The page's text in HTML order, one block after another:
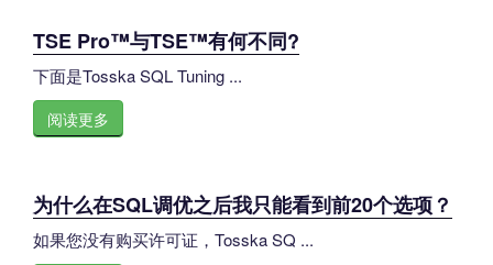
TSE Pro™与TSE™有何不同?
下面是Tosska SQL Tuning ...
阅读更多
为什么在SQL调优之后我只能看到前20个选项？
如果您没有购买许可证，Tosska SQ ...